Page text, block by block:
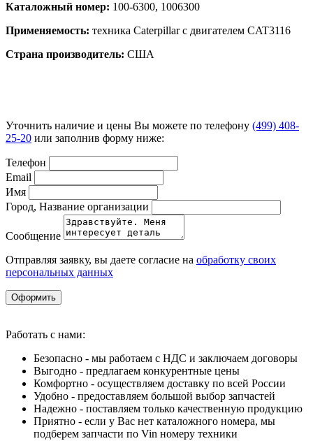
Каталожный номер: 100-6300, 1006300
Применяемость: техника Caterpillar с двигателем CAT3116
Страна производитель: США
Уточнить наличие и цены Вы можете по телефону (499) 408-
25-20 или заполнив форму ниже:
Телефон
Email
Имя
Город, Название организации
Сообщение
Отправляя заявку, вы даете согласие на обработку своих
персональных данных
Оформить
Работать с нами:
Безопасно - мы работаем с НДС и заключаем договоры
Выгодно - предлагаем конкурентные цены
Комфортно - осуществляем доставку по всей России
Удобно - предоставляем большой выбор запчастей
Надежно - поставляем только качественную продукцию
Приятно - если у Вас нет каталожного номера, мы
подберем запчасти по Vin номеру техники